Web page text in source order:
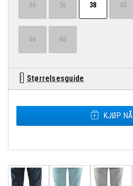
34 36 38 40
46 48
Størrelsesguide
KJØP NÅ
500,-